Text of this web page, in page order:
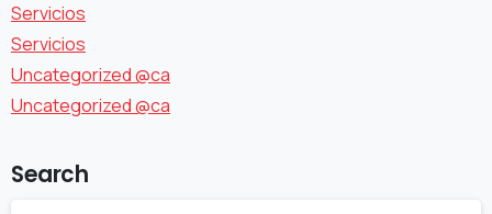
Servicios
Servicios
Uncategorized @ca
Uncategorized @ca
Search